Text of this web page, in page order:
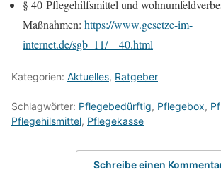
§ 40 Pflegehilfsmittel und
Maßnahmen: https://www.gesetze-im-
internet.de/sgb_11/__40.html
Kategorien: Aktuelles, Ratgeber
Schlagwörter: Pflegebedürftig, Pflegebox,
Pflegehilsmittel, Pflegekasse
Schreibe einen